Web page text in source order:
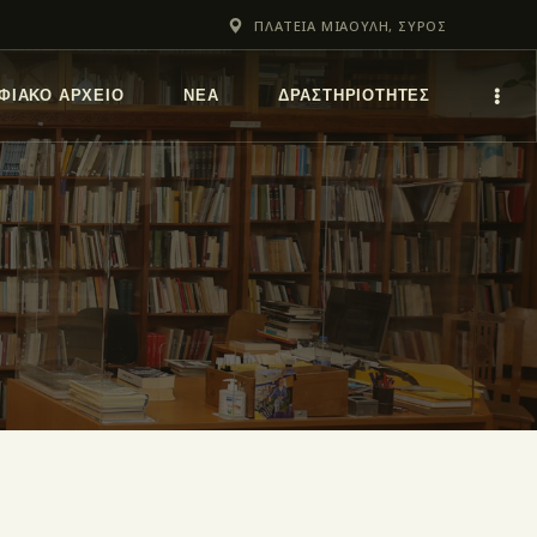
ΠΛΑΤΕΙΑ ΜΙΑΟΥΛΗ, ΣΥΡΟΣ
ΑΡΧΕΊΟ ΝΕΑ ΔΡΑΣΤΗΡΙΟΤΗΤΕΣ